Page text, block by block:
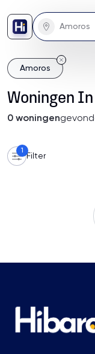
Amoros
Woningen In
0 woningen
1
Filter